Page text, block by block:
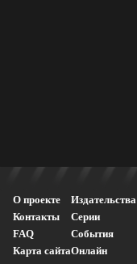
О проекте
Контакты
FAQ
Карта сайта
Издательства
Серии
События
Онлайн